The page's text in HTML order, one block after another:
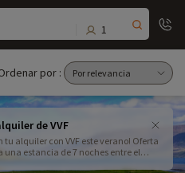
1
por :
de VVF
tu alquiler con VVF este verano! Oferta
estancia de 7 noches entre el